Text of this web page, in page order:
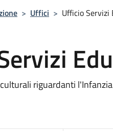
> Uffici > Ufficio Servizi
riguardanti